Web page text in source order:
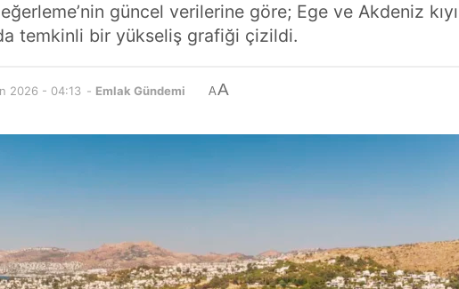
güncel verilerine göre; Ege ve Akdeniz
temkinli bir yükseliş grafiği çizildi.
2026 - 04:13 - Emlak Gündemi AA